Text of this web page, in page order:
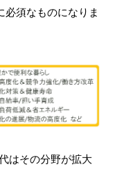
必須なものになりま
はその分野が拡大